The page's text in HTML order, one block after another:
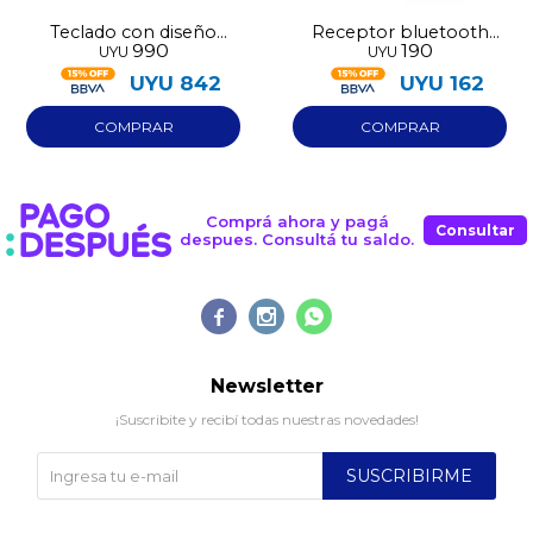
Teclado con diseño
Capitán América
UYU 990
UYU 842
Receptor bluetooth
para parlantes
UYU 190
UYU 162
Comprá ahora y pagá
despues. Consultá tu saldo.
Consultar
  
Newsletter
¡Suscribite y recibí todas nuestras novedades!
SUSCRIBIRME